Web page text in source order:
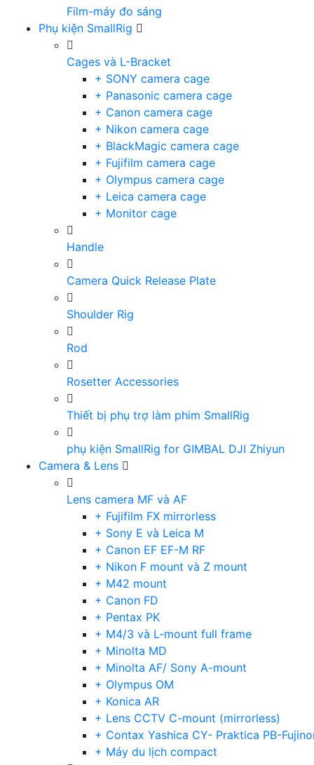
Film-máy đo sáng
Phụ kiện SmallRig
Cages và L-Bracket
+ SONY camera cage
+ Panasonic camera cage
+ Canon camera cage
+ Nikon camera cage
+ BlackMagic camera cage
+ Fujifilm camera cage
+ Olympus camera cage
+ Leica camera cage
+ Monitor cage
Handle
Camera Quick Release Plate
Shoulder Rig
Rod
Rosetter Accessories
Thiết bị phụ trợ làm phim SmallRig
phụ kiện SmallRig for GIMBAL DJI Zhiyun
Camera & Lens
Lens camera MF và AF
+ Fujifilm FX mirrorless
+ Sony E và Leica M
+ Canon EF EF-M RF
+ Nikon F mount và Z mount
+ M42 mount
+ Canon FD
+ Pentax PK
+ M4/3 và L-mount full frame
+ Minolta MD
+ Minolta AF/ Sony A-mount
+ Olympus OM
+ Konica AR
+ Lens CCTV C-mount (mirrorless)
+ Contax Yashica CY- Praktica PB-
+ Máy du lịch compact